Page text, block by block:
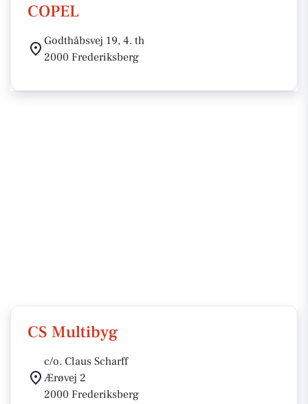
COPEL
Godthåbsvej 19, 4. th
2000 Frederiksberg
CS Multibyg
c/o. Claus Scharff
Ærøvej 2
2000 Frederiksberg